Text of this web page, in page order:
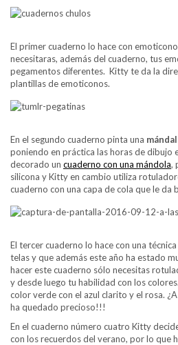
El primer cuaderno lo hace con
necesitaras, además del cuaderno, tus
pegamentos diferentes. Kitty te da la
plantillas de emoticonos.
En el segundo cuaderno pinta una
poniendo en práctica las horas de dibujo
decorado un cuaderno con una mándola,
silicona y Kitty en cambio utiliza
cuaderno con una capa de cola que le
El tercer cuaderno lo hace con una
telas y que además este año ha estado
hacer este cuaderno sólo necesitas
y desde luego tu habilidad con los
color verde con el azul clarito y el rosa.
ha quedado precioso!!!
En el cuaderno número cuatro Kitty
con los recuerdos del verano, por lo que